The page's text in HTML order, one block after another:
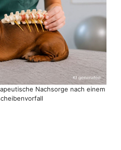
Nachsorge nach einem